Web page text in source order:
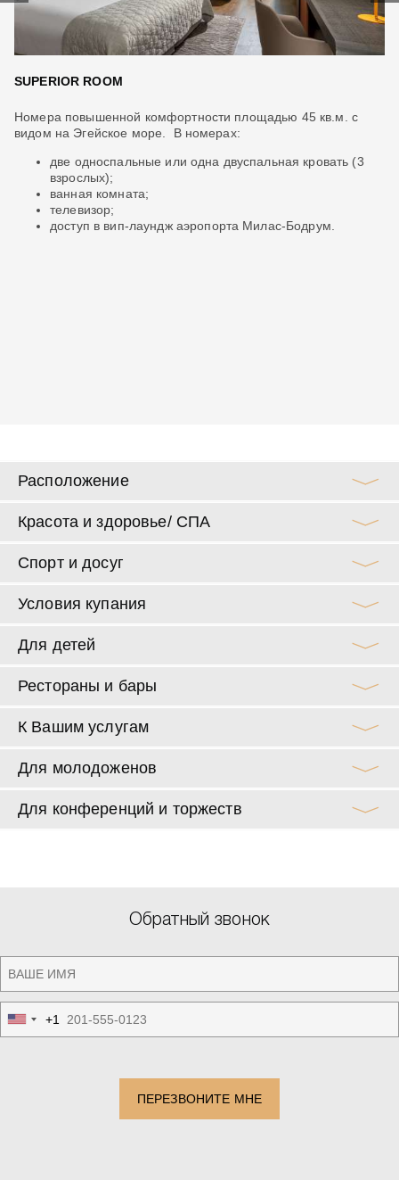
SUPERIOR ROOM
Номера повышенной комфортности площадью 45 кв.м. с
видом на Эгейское море. В номерах:
две односпальные или одна двуспальная кровать (3
взрослых);
ванная комната;
телевизор;
доступ в вип-лаундж аэропорта Милас-Бодрум.
Расположение
Красота и здоровье/ СПА
Спорт и досуг
Условия купания
Для детей
Рестораны и бары
К Вашим услугам
Для молодоженов
Для конференций и торжеств
Обратный звонок
United
States
+1
ПЕРЕЗВОНИТЕ МНЕ